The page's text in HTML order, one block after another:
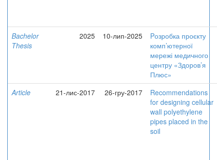
Bachelor
Thesis
2025 10-лип-2025
Pозробка проєкту
комп’ютерної
мережі медичного
центру «Здоров’я
Плюс»
Article
21-лис-2017 26-гру-2017
Recommendations
for designing cellular
wall polyethylene
pipes placed in the
soil